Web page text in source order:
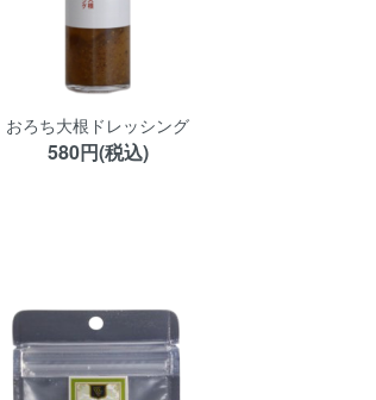
おろち大根ドレッシング
580円(税込)